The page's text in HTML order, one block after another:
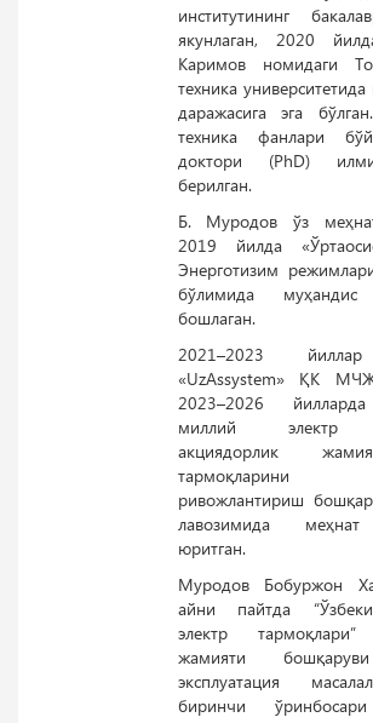
институтининг
якунлаган, 2020
Каримов номидаги
техника
даражасига эга
техника фанлари
доктори (PhD)
берилган.
Б. Муродов ўз
2019 йилда
Энерготизим
бўлимида муҳандис
бошлаган.
2021–2023
«UzAssystem» ҚК
2023–2026 йилларда
миллий электр
акциядорлик
тармоқларини
ривожлантириш
лавозимида
юритган.
Муродов Бобуржон
айни пайтда
электр тармоқлари”
жамияти
эксплуатация
биринчи